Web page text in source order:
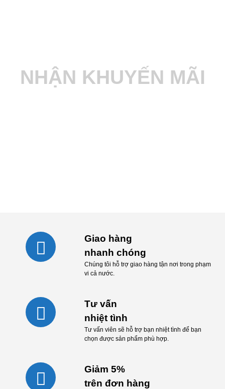
NHẬN KHUYẾN MÃI
Giao hàng
nhanh chóng
Chúng tôi hỗ trợ giao hàng tận nơi trong phạm
vi cả nước.
Tư vấn
nhiệt tình
Tư vấn viên sẽ hỗ trợ bạn nhiệt tình để bạn
chọn được sản phẩm phù hợp.
Giảm 5%
trên đơn hàng